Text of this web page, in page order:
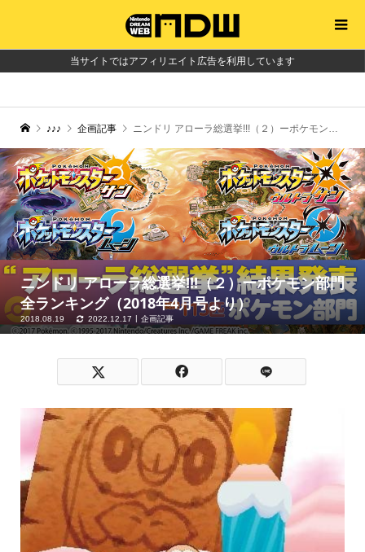
当サイトではアフィリエイト広告を利用しています
♪♪♪ 企画記事 ニンドリ アローラ総選挙!!!（２）ーポケモン部門全ランキング（2018年4月号より）
ニンドリ アローラ総選挙!!!（２）ーポケモン部門
全ランキング（2018年4月号より）
2018.08.19 2022.12.17 企画記事